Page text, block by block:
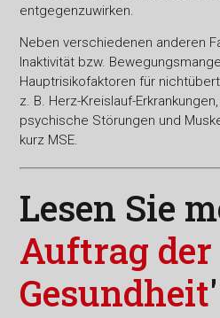
entgegenzuwirken.
Neben verschiedenen anderen
Inaktivität bzw.
Hauptrisikofaktoren für
z. B. Herz-Kreislauf-
psychische Störungen und
kurz MSE.
Lesen Sie
Auftrag der
Gesundheit'